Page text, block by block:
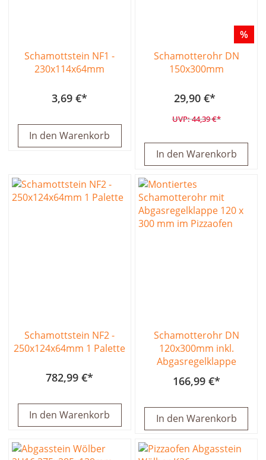
Schamottstein NF1 -
230x114x64mm
3,69 €
In den Warenkorb
%
Schamotterohr DN
150x300mm
29,90 €
44,39 €
In den Warenkorb
Schamottstein NF2 -
250x124x64mm 1 Palette
782,99 €
In den Warenkorb
Schamotterohr DN
120x300mm inkl.
Abgasregelklappe
166,99 €
In den Warenkorb